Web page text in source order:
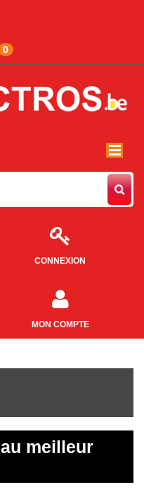
0
CONNEXION
MON COMPTE
au meilleur